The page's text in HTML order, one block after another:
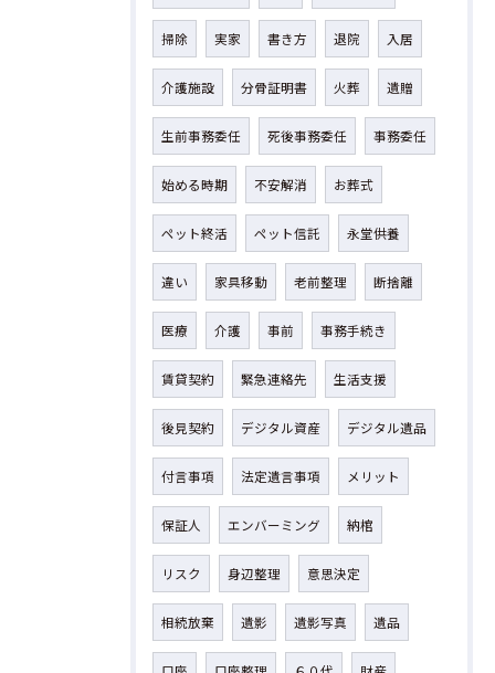
掃除 実家 書き方 退院 入居
介護施設 分骨証明書 火葬 遺贈
生前事務委任 死後事務委任 事務委任
始める時期 不安解消 お葬式
ペット終活 ペット信託 永堂供養
違い 家具移動 老前整理 断捨離
医療 介護 事前 事務手続き
賃貸契約 緊急連絡先 生活支援
後見契約 デジタル資産 デジタル遺品
付言事項 法定遺言事項 メリット
保証人 エンバーミング 納棺
リスク 身辺整理 意思決定
相続放棄 遺影 遺影写真 遺品